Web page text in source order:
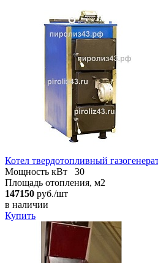
Котел твердотопливный
Мощность кВт
30
Площадь отопления, м2
147150 руб./шт
в наличии
Купить